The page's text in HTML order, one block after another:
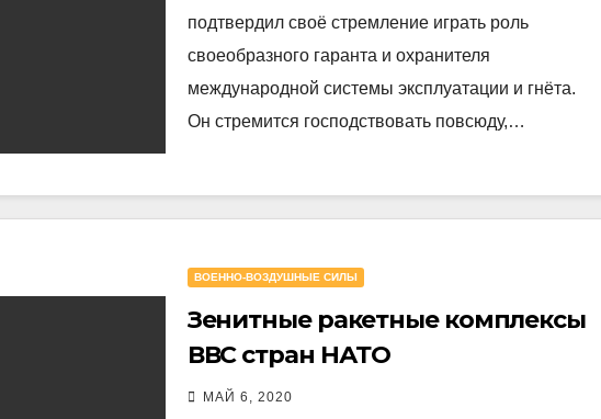
подтвердил своё стремление играть роль
своеобразного гаранта и охранителя
международной системы эксплуатации и гнёта.
Он стремится господствовать повсюду,…
ВОЕННО-ВОЗДУШНЫЕ СИЛЫ
Зенитные ракетные комплексы
ВВС стран НАТО
МАЙ 6, 2020